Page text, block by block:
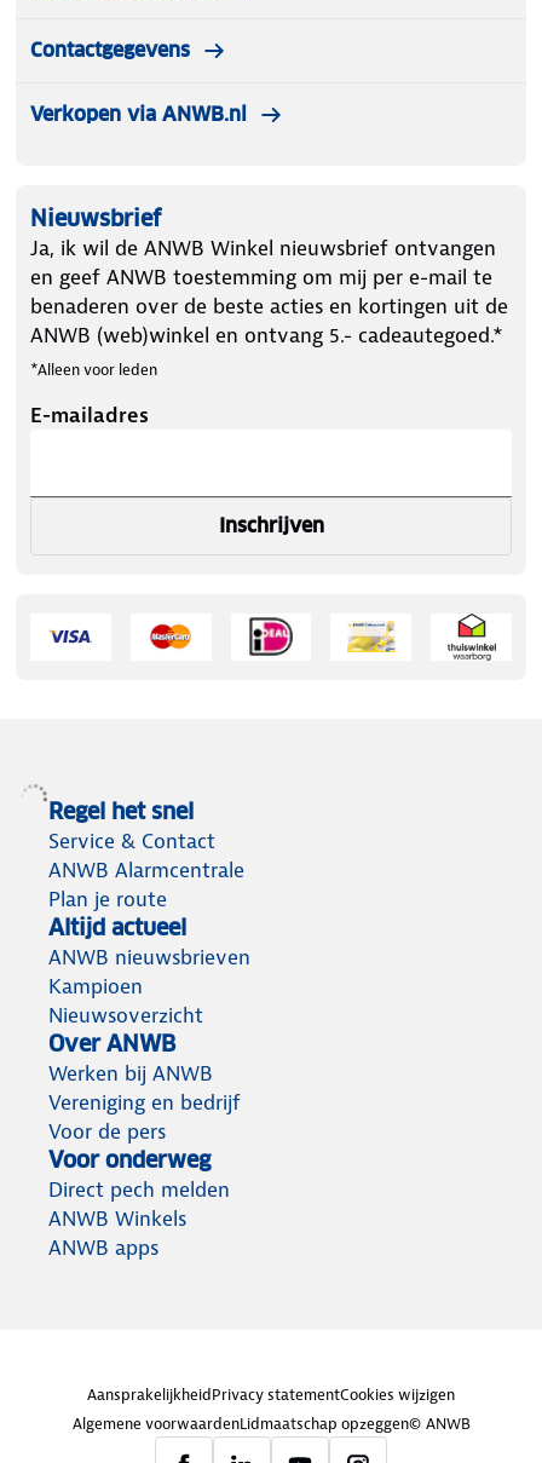
Contactgegevens
Verkopen via ANWB.nl
Nieuwsbrief
Ja, ik wil de ANWB Winkel nieuwsbrief ontvangen
en geef ANWB toestemming om mij per e-mail te
benaderen over de beste acties en kortingen uit de
ANWB (web)winkel en ontvang 5.- cadeautegoed.*
*Alleen voor leden
E-mailadres
Inschrijven
Regel het snel
Service & Contact
ANWB Alarmcentrale
Plan je route
Altijd actueel
ANWB nieuwsbrieven
Kampioen
Nieuwsoverzicht
Over ANWB
Werken bij ANWB
Vereniging en bedrijf
Voor de pers
Voor onderweg
Direct pech melden
ANWB Winkels
ANWB apps
AansprakelijkheidPrivacy statementCookies wijzigen
Algemene voorwaardenLidmaatschap opzeggen© ANWB